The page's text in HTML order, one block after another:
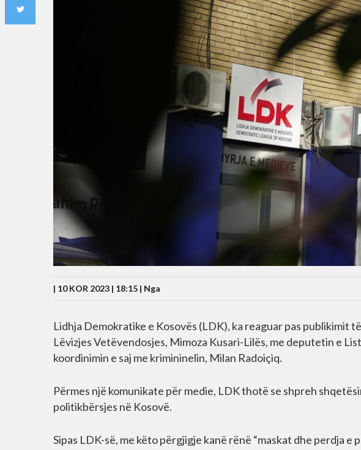
| 10 KOR 2023 | 18:15 | Nga
Lidhja Demokratike e Kosovës (LDK), ka reaguar pas publikimit
Lëvizjes Vetëvendosjes, Mimoza Kusari-Lilës, me deputetin e
koordinimin e saj me krimininelin, Milan Radoiçiq.
Përmes një komunikate për medie, LDK thotë se shpreh
politikbërsjes në Kosovë.
Sipas LDK-së, me këto përgjigje kanë rënë “maskat dhe perdja e